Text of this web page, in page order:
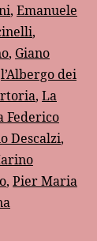
, Emanuele
,
, Giano
l’Albergo dei
, La
Federico
Descalzi,
, Pier Maria